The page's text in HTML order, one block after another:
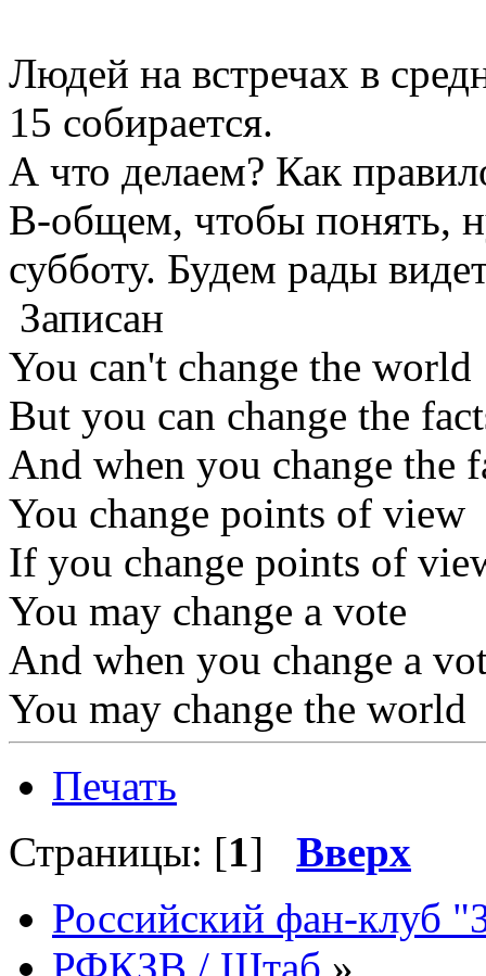
Людей на встречах в
15 собирается.
А что делаем? Как
В-общем, чтобы понять,
субботу. Будем рады
Записан
You can't change the world
But you can change the
And when you change the
You change points of view
If you change points of
You may change a vote
And when you change a
You may change the world
Печать
Страницы: [1] Вверх
Российский фан-клуб
РФКЗВ / Штаб »